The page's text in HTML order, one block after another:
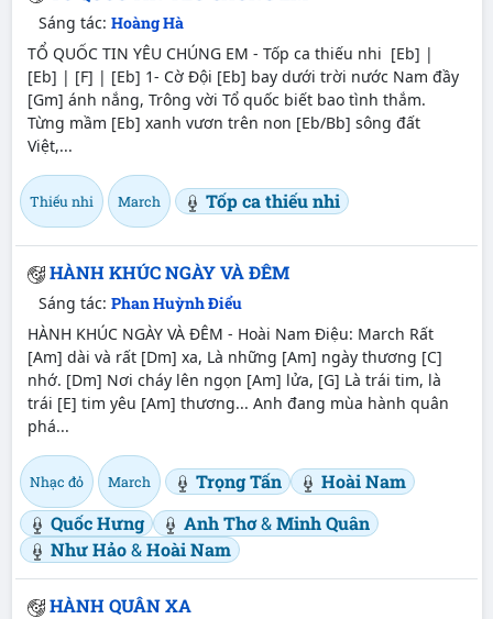
Sáng tác: Hoàng Hà
TỔ QUỐC TIN YÊU CHÚNG EM - Tốp ca thiếu nhi [Eb] |
[Eb] | [F] | [Eb] 1- Cờ Đội [Eb] bay dưới trời nước Nam đầy
[Gm] ánh nắng, Trông vời Tổ quốc biết bao tình thắm.
Từng mầm [Eb] xanh vươn trên non [Eb/Bb] sông đất
Việt,...
Thiếu nhi March Tốp ca thiếu nhi
HÀNH KHÚC NGÀY VÀ ĐÊM
Sáng tác: Phan Huỳnh Điểu
HÀNH KHÚC NGÀY VÀ ĐÊM - Hoài Nam Điệu: March Rất
[Am] dài và rất [Dm] xa, Là những [Am] ngày thương [C]
nhớ. [Dm] Nơi cháy lên ngọn [Am] lửa, [G] Là trái tim, là
trái [E] tim yêu [Am] thương... Anh đang mùa hành quân
phá...
Nhạc đỏ March Trọng Tấn
Hoài Nam
Quốc Hưng
Anh Thơ&Minh Quân
Như Hảo&Hoài Nam
HÀNH QUÂN XA